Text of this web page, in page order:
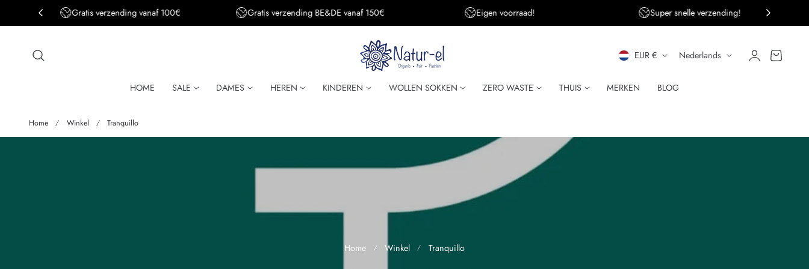
de inhoud Gratis verzending BE&DE vanaf 150€ Eigen voorraad! Super snelle verzending! Persoonlijke klantenservice
HOME SALE DAMES HEREN KINDEREN WOLLEN SOKKEN ZERO WASTE THUIS MERKEN BLOG
L
A
D
EUR €
T
A
L
Nederlands Inloggen
Winkelwagen
Home Winkel Tranquillo
Home Winkel Tranquillo